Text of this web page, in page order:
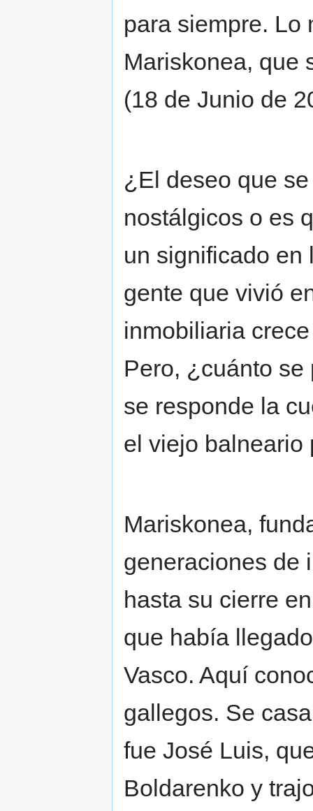
para siempre. Lo
Mariskonea, que
(18 de Junio de
¿El deseo que
nostálgicos o es
un significado en
gente que vivió
inmobiliaria
Pero, ¿cuánto
se responde la
el viejo balneario
Mariskonea,
generaciones de
hasta su cierre
que había
Vasco. Aquí
gallegos. Se
fue José Luis,
Boldarenko y